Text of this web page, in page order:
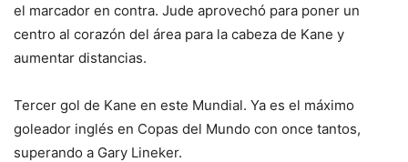
el marcador en contra. Jude aprovechó para poner un
centro al corazón del área para la cabeza de Kane y
aumentar distancias.
Tercer gol de Kane en este Mundial. Ya es el máximo
goleador inglés en Copas del Mundo con once tantos,
superando a Gary Lineker.